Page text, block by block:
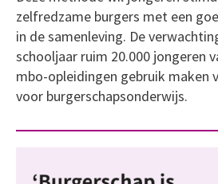
zelfredzame burgers met een
in de samenleving. De
schooljaar ruim 20.000 jongeren
mbo-opleidingen gebruik maken
voor burgerschapsonderwijs.